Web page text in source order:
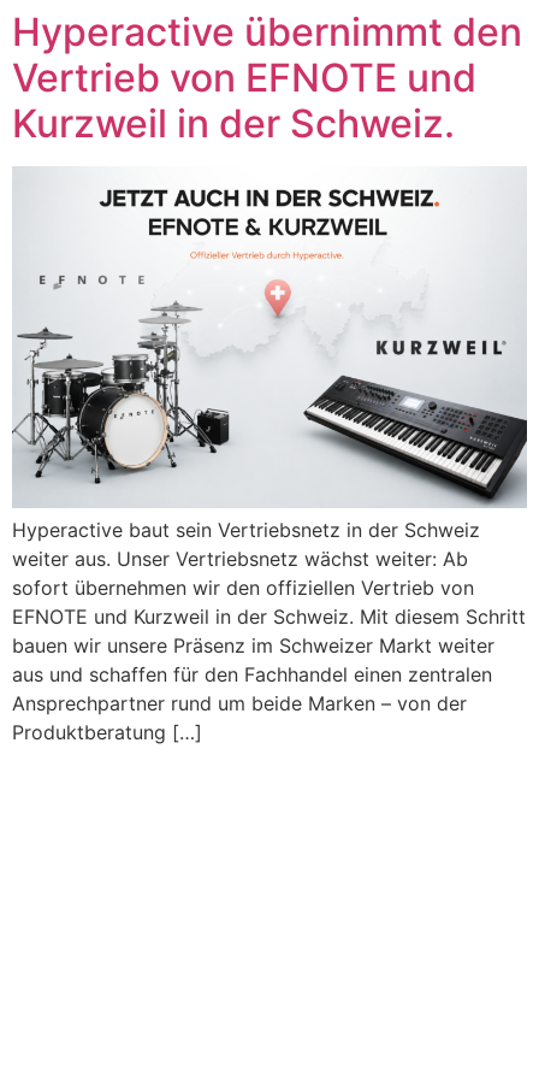
Zum
Inhalt
springen
Hyperactive übernimmt den
Vertrieb von EFNOTE und
Kurzweil in der Schweiz.
Hyperactive baut sein Vertriebsnetz in der Schweiz
weiter aus. Unser Vertriebsnetz wächst weiter: Ab
sofort übernehmen wir den offiziellen Vertrieb von
EFNOTE und Kurzweil in der Schweiz. Mit diesem Schritt
bauen wir unsere Präsenz im Schweizer Markt weiter
aus und schaffen für den Fachhandel einen zentralen
Ansprechpartner rund um beide Marken – von der
Produktberatung […]